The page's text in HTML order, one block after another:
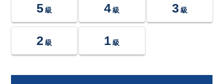
5 級 4 級 3 級
2 級 1 級